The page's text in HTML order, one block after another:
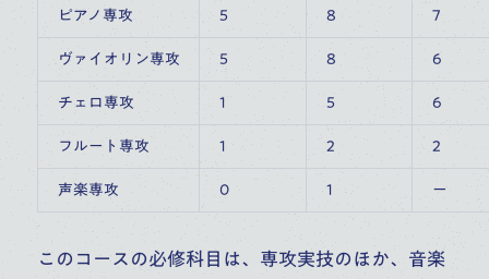
ピアノ専攻 5 8 7
ヴァイオリン専攻 5 8 6
チェロ専攻 1 5 6
フルート専攻 1 2 2
声楽専攻 0 1 ー
このコースの必修科目は、専攻実技のほか、音楽